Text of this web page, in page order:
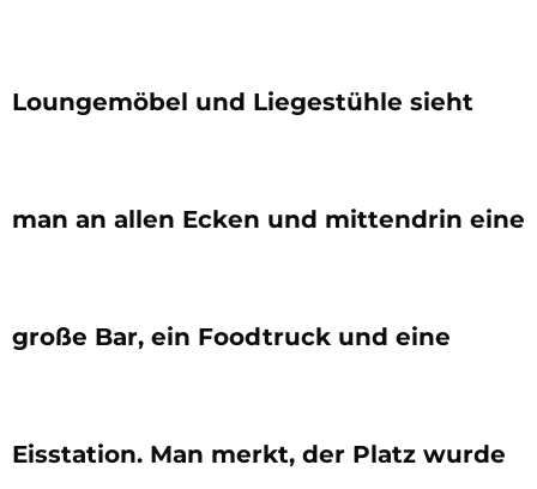
Loungemöbel und Liegestühle sieht
man an allen Ecken und mittendrin eine
große Bar, ein Foodtruck und eine
Eisstation. Man merkt, der Platz wurde